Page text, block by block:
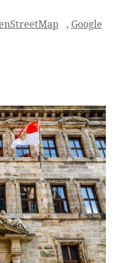
, Google